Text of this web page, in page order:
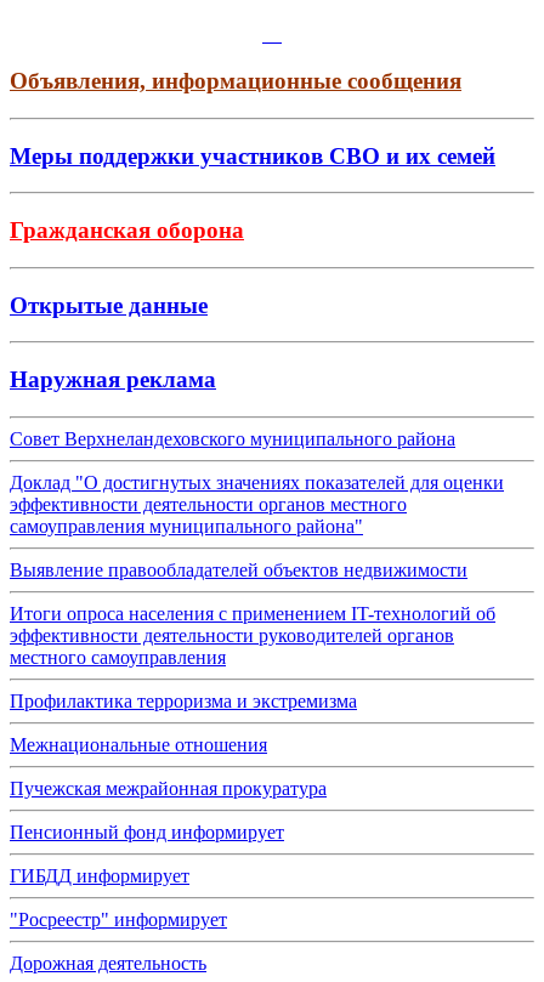
Объявления, информационные сообщения
Меры поддержки участников СВО и их семей
Гражданская оборона
Открытые данные
Наружная реклама
Совет Верхнеландеховского муниципального района
Доклад "О достигнутых значениях показателей для оценки
эффективности деятельности органов местного
самоуправления муниципального района"
Выявление правообладателей объектов недвижимости
Итоги опроса населения с применением IT-технологий об
эффективности деятельности руководителей органов
местного самоуправления
Профилактика терроризма и экстремизма
Межнациональные отношения
Пучежская межрайонная прокуратура
Пенсионный фонд информирует
ГИБДД информирует
"Росреестр" информирует
Дорожная деятельность